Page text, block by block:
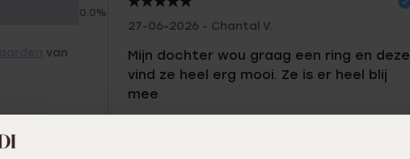
0.0%
van
27-06-2026 - Chantal V.
Mijn dochter wou graag een ring en deze
vind ze heel erg mooi. Ze is er heel blij
mee